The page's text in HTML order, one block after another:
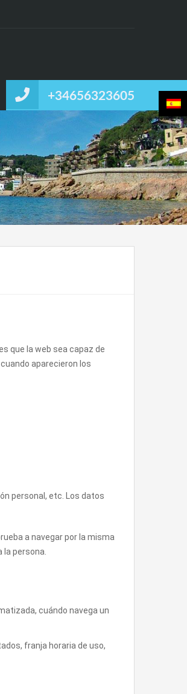
+34656323605
que la web sea capaz de
aparecieron los
personal, etc. Los datos
a navegar por la misma
persona.
cuándo navega un
franja horaria de uso,